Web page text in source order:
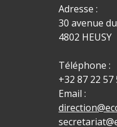
Adresse :
30 avenue
4802 HEUSY
Téléphone :
+32 87 22 57
Email :